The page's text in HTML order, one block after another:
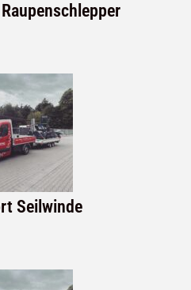
Seilwinde